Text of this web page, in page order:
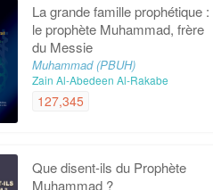
La grande famille prophétique :
le prophète Muhammad, frère
du Messie
Muhammad (PBUH)
Zain Al-Abedeen Al-Rakabe
127,345
Que disent-ils du Prophète
Muhammad ?